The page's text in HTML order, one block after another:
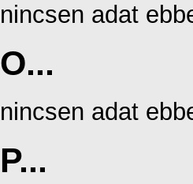
nincsen adat
O...
nincsen adat
P...